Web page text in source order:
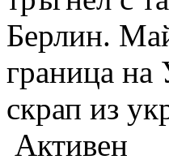
Берлин.
граница на
скрап из
Активен